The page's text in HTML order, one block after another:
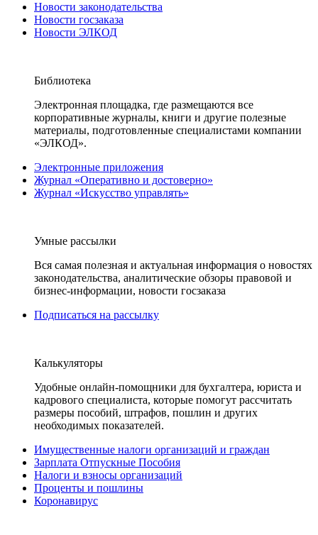
Новости законодательства
Новости госзаказа
Новости ЭЛКОД
Библиотека
Электронная площадка, где размещаются все
корпоративные журналы, книги и другие полезные
материалы, подготовленные специалистами компании
«ЭЛКОД».
Электронные приложения
Журнал «Оперативно и достоверно»
Журнал «Искусство управлять»
Умные рассылки
Вся самая полезная и актуальная информация о новостях
законодательства, аналитические обзоры правовой и
бизнес-информации, новости госзаказа
Подписаться на рассылку
Калькуляторы
Удобные онлайн-помощники для бухгалтера, юриста и
кадрового специалиста, которые помогут рассчитать
размеры пособий, штрафов, пошлин и других
необходимых показателей.
Имущественные налоги организаций и граждан
Зарплата Отпускные Пособия
Налоги и взносы организаций
Проценты и пошлины
Коронавирус